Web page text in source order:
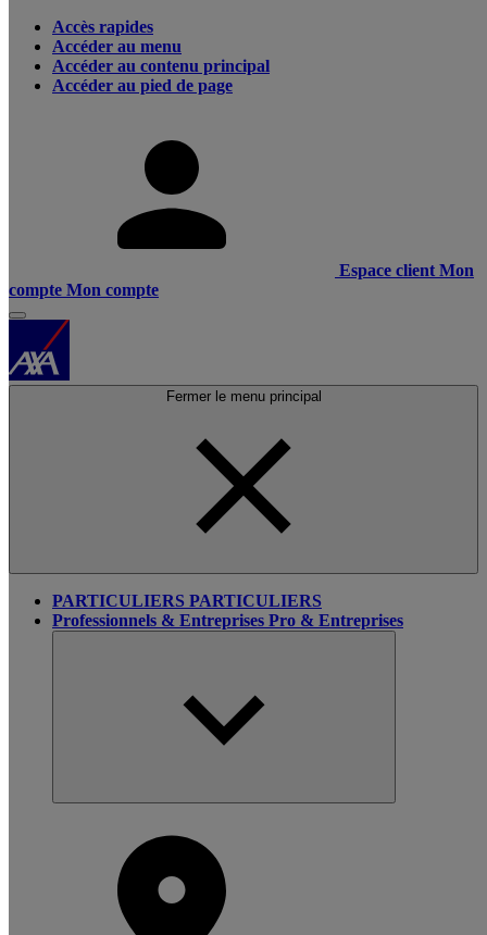
Accès rapides
Accéder au menu
Accéder au contenu principal
Accéder au pied de page
Espace client Mon
compte Mon compte
Fermer le menu principal
PARTICULIERS PARTICULIERS
Professionnels & Entreprises Pro & Entreprises